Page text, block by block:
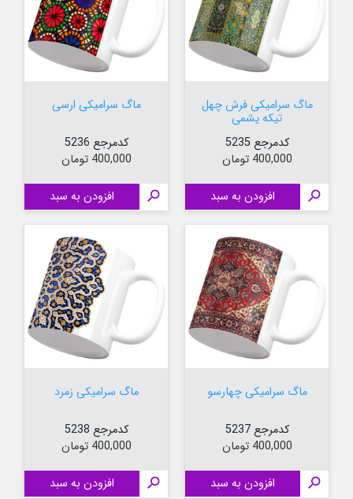
ماگ سرامیکی فرش چهل
تیکه یشمی
کدمرجع 5235
قیمت
400,000 تومان
 افزودن به سبد
ماگ سرامیکی ارسی
کدمرجع 5236
قیمت
400,000 تومان
 افزودن به سبد
ماگ سرامیکی چهارسو
کدمرجع 5237
قیمت
400,000 تومان
 افزودن به سبد
ماگ سرامیکی زمرد
کدمرجع 5238
قیمت
400,000 تومان
 افزودن به سبد